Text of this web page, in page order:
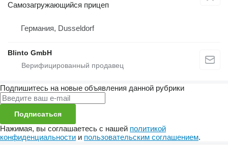
Самозагружающийся прицеп
Германия, Dusseldorf
Blinto GmbH
Подпишитесь на новые объявления данной рубрики
Подписаться
Нажимая, вы соглашаетесь с нашей политикой
конфиденциальности и пользовательским соглашением.